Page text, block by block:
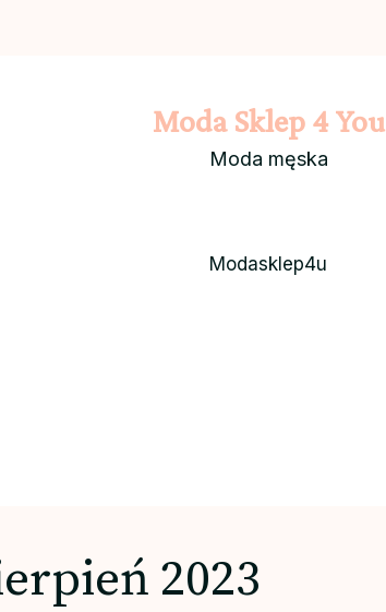
Moda Sklep 4 You
Moda męska
Modasklep4u
2023